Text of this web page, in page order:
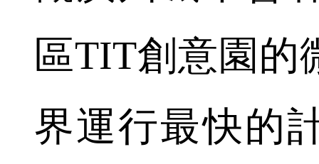
區TIT創意園的
界運行最快的